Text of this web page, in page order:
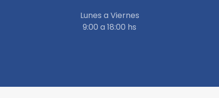
Lunes a Viernes
9:00 a 18:00 hs